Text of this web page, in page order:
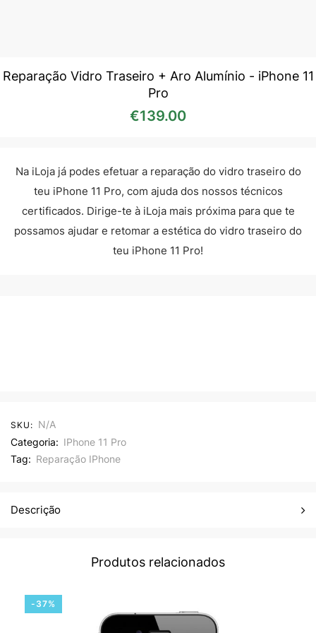
Reparação Vidro Traseiro + Aro Alumínio - iPhone 11
Pro
€139.00
Na iLoja já podes efetuar a reparação do vidro traseiro do
teu iPhone 11 Pro, com ajuda dos nossos técnicos
certificados. Dirige-te à iLoja mais próxima para que te
possamos ajudar e retomar a estética do vidro traseiro do
teu iPhone 11 Pro!
SKU: N/A
Categoria: IPhone 11 Pro
Tag: Reparação IPhone
Descrição
Produtos relacionados
-37%